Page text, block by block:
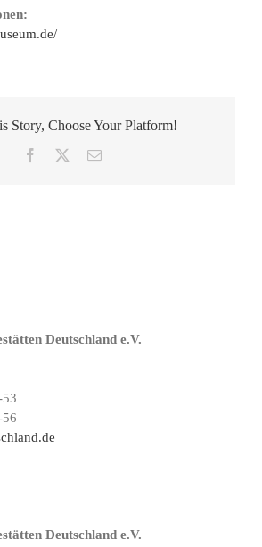
Story, Choose Your Platform!
Facebook
E-
Deutschland e.V.
Deutschland e.V.